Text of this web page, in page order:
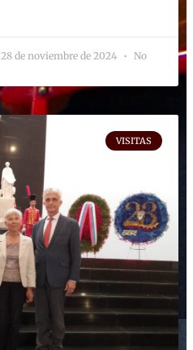
28 de noviembre de 2024
No
VISITAS